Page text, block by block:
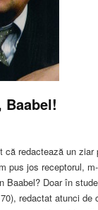
că redactează un ziar
pus jos receptorul,
Baabel? Doar în
redactat atunci de